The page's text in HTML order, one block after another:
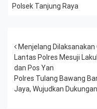
Polsek Tanjung Raya
Post
Menjelang
Lantas Polres Mesuji
dan Pos Yan
Polres Tulang Bawang
Jaya, Wujudkan